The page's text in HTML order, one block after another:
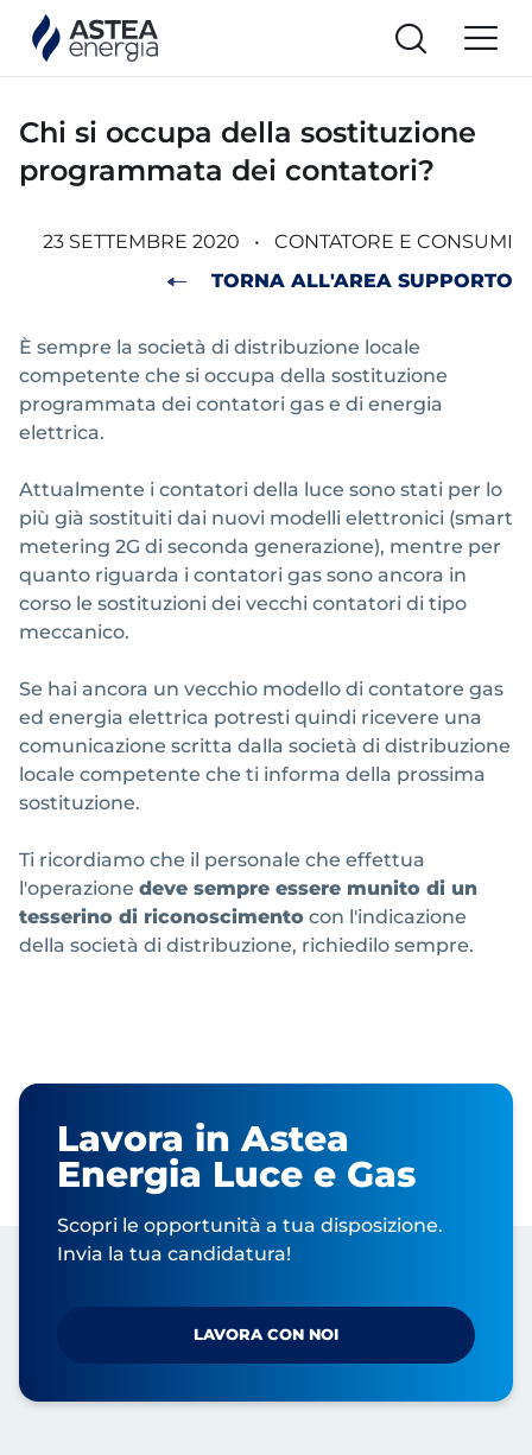
Chi si occupa della sostituzione
programmata dei contatori?
23 SETTEMBRE 2020 •
CONTATORE E CONSUMI
TORNA ALL'AREA SUPPORTO
È sempre la società di distribuzione locale
competente che si occupa della sostituzione
programmata dei contatori gas e di energia
elettrica.
Attualmente i contatori della luce sono stati per lo
più già sostituiti dai nuovi modelli elettronici (smart
metering 2G di seconda generazione), mentre per
quanto riguarda i contatori gas sono ancora in
corso le sostituzioni dei vecchi contatori di tipo
meccanico.
Se hai ancora un vecchio modello di contatore gas
ed energia elettrica potresti quindi ricevere una
comunicazione scritta dalla società di distribuzione
locale competente che ti informa della prossima
sostituzione.
Ti ricordiamo che il personale che effettua
l'operazione deve sempre essere munito di un
tesserino di riconoscimento con l'indicazione
della società di distribuzione, richiedilo sempre.
Lavora in Astea
Energia Luce e Gas
Scopri le opportunità a tua disposizione.
Invia la tua candidatura!
LAVORA CON NOI